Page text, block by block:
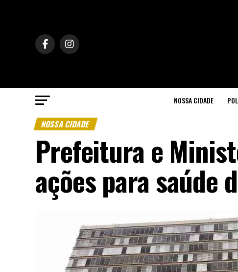
NOSSA CIDADE
NOSSA CIDADE
Prefeitura e
ações para saúde